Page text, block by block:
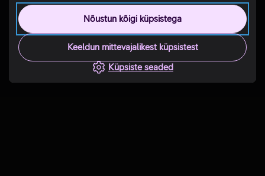
Nõustun kõigi küpsistega
Keeldun mittevajalikest küpsistest
Küpsiste seaded